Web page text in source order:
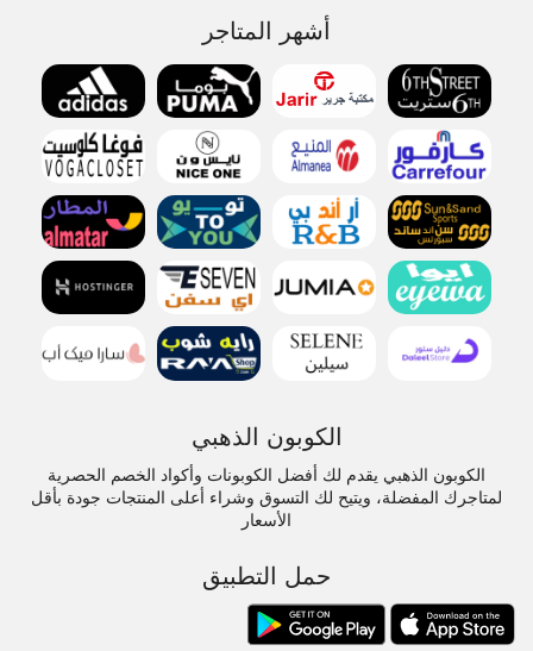
أشهر المتاجر
الكوبون الذهبي
الكوبون الذهبي يقدم لك أفضل الكوبونات وأكواد الخصم الحصرية
لمتاجرك المفضلة، ويتيح لك التسوق وشراء أعلى المنتجات جودة بأقل
الأسعار
حمل التطبيق